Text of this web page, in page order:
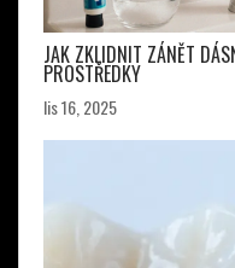
JAK ZKLIDNIT ZÁNĚT
PROSTŘEDKY
lis 16, 2025